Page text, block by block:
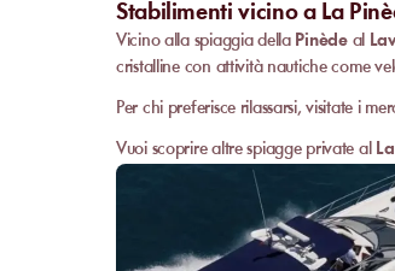
Stabilimenti vicino a La
Vicino alla spiaggia della Pinèdeal
cristalline con attività nautiche come
Per chi preferisce rilassarsi, visitate i
Vuoi scoprire altre spiagge private al